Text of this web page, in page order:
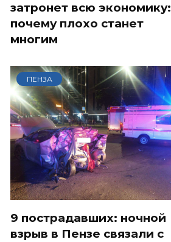
затронет всю экономику:
почему плохо станет
многим
ПЕНЗА
9 пострадавших: ночной
взрыв в Пензе связали с